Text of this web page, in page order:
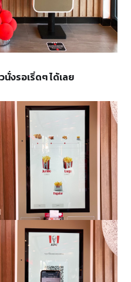
งรอเริ่ดๆ ได้เลย